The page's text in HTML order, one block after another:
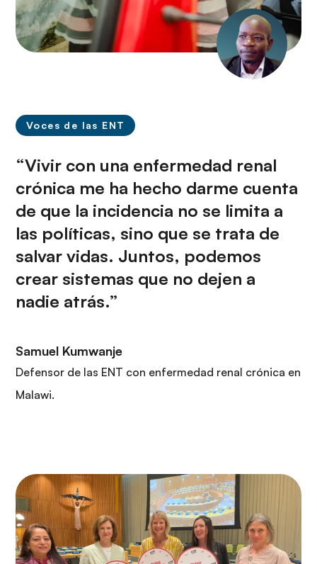
Voces de las ENT
“Vivir con una enfermedad renal
crónica me ha hecho darme cuenta
de que la incidencia no se limita a
las políticas, sino que se trata de
salvar vidas. Juntos, podemos
crear sistemas que no dejen a
nadie atrás.”
Samuel Kumwanje
Defensor de las ENT con enfermedad renal crónica en
Malawi.